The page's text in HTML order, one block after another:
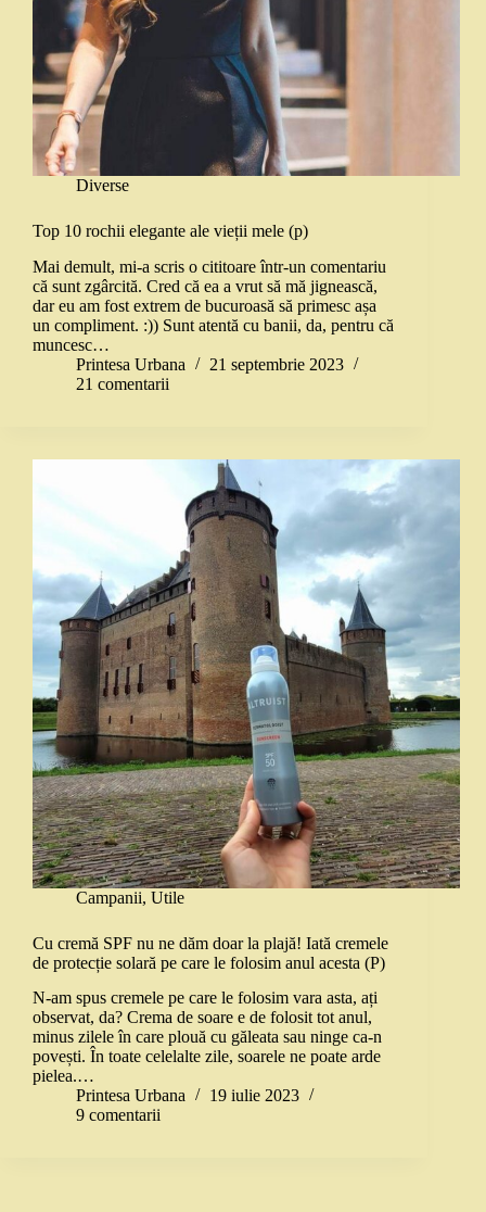
Diverse
Top 10 rochii elegante ale vieții mele (p)
Mai demult, mi-a scris o cititoare într-un comentariu
că sunt zgârcită. Cred că ea a vrut să mă jignească,
dar eu am fost extrem de bucuroasă să primesc așa
un compliment. :)) Sunt atentă cu banii, da, pentru că
muncesc…
Printesa Urbana
21 septembrie 2023
21 comentarii
Campanii, Utile
Cu cremă SPF nu ne dăm doar la plajă! Iată cremele
de protecție solară pe care le folosim anul acesta (P)
N-am spus cremele pe care le folosim vara asta, ați
observat, da? Crema de soare e de folosit tot anul,
minus zilele în care plouă cu găleata sau ninge ca-n
povești. În toate celelalte zile, soarele ne poate arde
pielea.…
Printesa Urbana
19 iulie 2023
9 comentarii